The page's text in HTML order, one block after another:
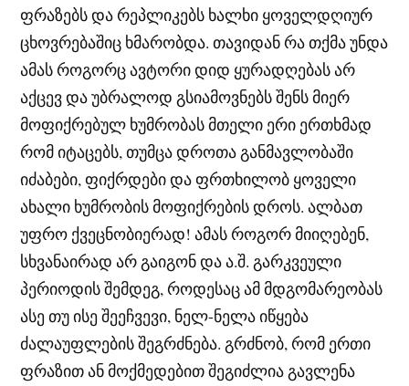
ფრაზებს და რეპლიკებს ხალხი ყოველდღიურ
ცხოვრებაშიც ხმარობდა. თავიდან რა თქმა უნდა
ამას როგორც ავტორი დიდ ყურადღებას არ
აქცევ და უბრალოდ გსიამოვნებს შენს მიერ
მოფიქრებულ ხუმრობას მთელი ერი ერთხმად
რომ იტაცებს, თუმცა დროთა განმავლობაში
იძაბები, ფიქრდები და ფრთხილობ ყოველი
ახალი ხუმრობის მოფიქრების დროს. ალბათ
უფრო ქვეცნობიერად! ამას როგორ მიიღებენ,
სხვანაირად არ გაიგონ და ა.შ. გარკვეული
პერიოდის შემდეგ, როდესაც ამ მდგომარეობას
ასე თუ ისე შეეჩვევი, ნელ-ნელა იწყება
ძალაუფლების შეგრძნება. გრძნობ, რომ ერთი
ფრაზით ან მოქმედებით შეგიძლია გავლენა